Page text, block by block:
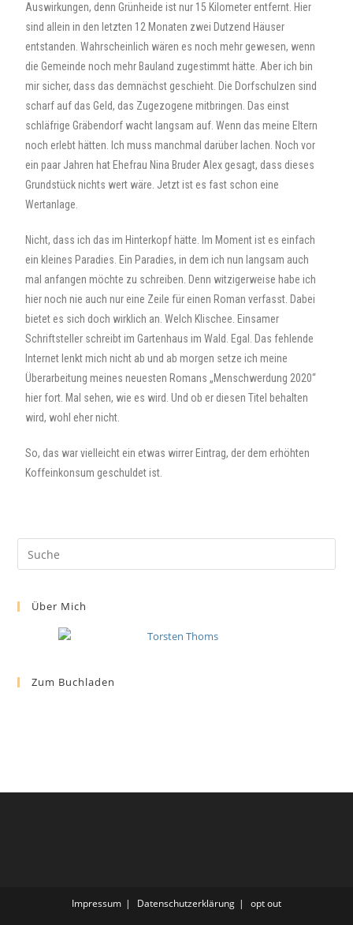
Auswirkungen, denn Grünheide ist nur 15 Kilometer entfernt. Hier
sind allein in den letzten 12 Monaten zwei Dutzend Häuser
entstanden. Wahrscheinlich wären es noch mehr gewesen, wenn
die Gemeinde noch mehr Bauland zugestimmt hätte. Aber ich bin
mir sicher, dass das demnächst geschieht. Die Dorfschulzen sind
scharf auf das Geld, das Zugezogene mitbringen. Das einst
schläfrige Gräbendorf wacht langsam auf. Wenn das meine Eltern
noch erlebt hätten. Ich muss manchmal darüber lachen. Noch vor
ein paar Jahren hat Ehefrau Nina Bruder Alex gesagt, dass dieses
Grundstück nichts wert wäre. Jetzt ist es fast schon eine
Wertanlage.
Nicht, dass ich das im Hinterkopf hätte. Im Moment ist es einfach
ein kleines Paradies. Ein Paradies, in dem ich nun langsam auch
mal anfangen möchte zu schreiben. Denn witzigerweise habe ich
hier noch nie auch nur eine Zeile für einen Roman verfasst. Dabei
bietet es sich doch wirklich an. Welch Klischee. Einsamer
Schriftsteller schreibt im Gartenhaus im Wald. Egal. Das fehlende
Internet lenkt mich nicht ab und ab morgen setze ich meine
Überarbeitung meines neuesten Romans „Menschwerdung 2020“
hier fort. Mal sehen, wie es wird. Und ob er diesen Titel behalten
wird, wohl eher nicht.
So, das war vielleicht ein etwas wirrer Eintrag, der dem erhöhten
Koffeinkonsum geschuldet ist.
Über Mich
Zum Buchladen
Impressum Datenschutzerklärung opt out